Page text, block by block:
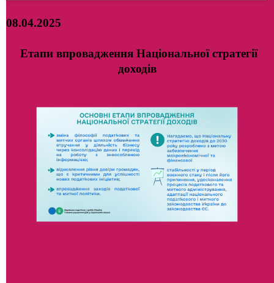
08.04.2025
Етапи впровадження Національної стратегії
доходів